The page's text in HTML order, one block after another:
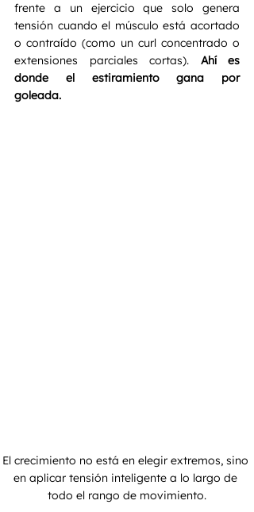
frente a un ejercicio que solo genera
tensión cuando el músculo está acortado
o contraído (como un curl concentrado o
extensiones parciales cortas). Ahí es
donde el estiramiento gana por
goleada.
El crecimiento no está en elegir extremos, sino
en aplicar tensión inteligente a lo largo de
todo el rango de movimiento.